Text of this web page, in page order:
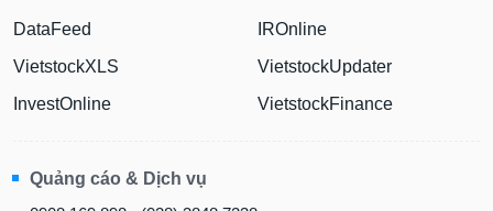
DataFeed
VietstockXLS
InvestOnline
IROnline
VietstockUpdater
VietstockFinance
Quảng cáo & Dịch vụ